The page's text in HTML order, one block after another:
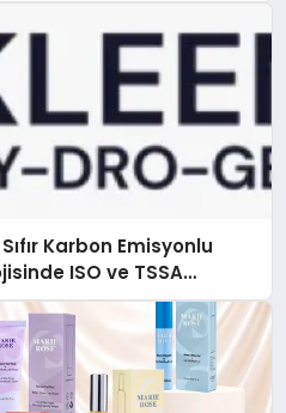
Karbon Emisyonlu
ISO ve TSSA